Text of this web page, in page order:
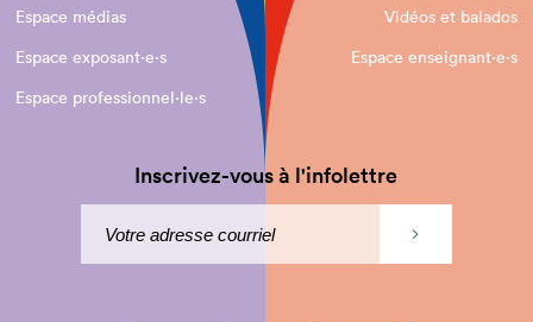
Espace médias
Vidéos et balados
Espace exposant·e⋅s
Espace enseignant·e⋅s
Espace professionnel·le⋅s
Inscrivez-vous à l'infolettre